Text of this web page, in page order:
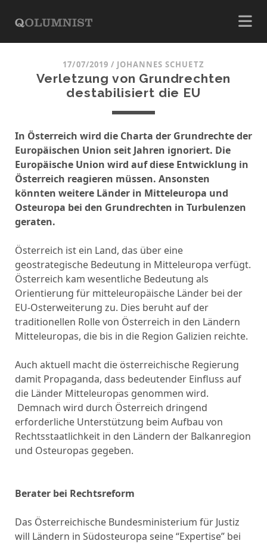
17/07/2019 / JOHANNES SCHUETZ
Verletzung von Grundrechten
destabilisiert die EU
In Österreich wird die Charta der Grundrechte der
Europäischen Union seit Jahren ignoriert. Die
Europäische Union wird auf diese Entwicklung in
Österreich reagieren müssen. Ansonsten
könnten weitere Länder in Mitteleuropa und
Osteuropa bei den Grundrechten in Turbulenzen
geraten.
Österreich ist ein Land, das über eine
geostrategische Bedeutung in Mitteleuropa verfügt.
Österreich kam wesentliche Bedeutung als
Orientierung für mitteleuropäische Länder bei der
EU-Osterweiterung zu. Dies beruht auf der
traditionellen Rolle von Österreich in den Ländern
Mitteleuropas, die bis in die Region Galizien reichte.
Auch aktuell macht die österreichische Regierung
damit Propaganda, dass bedeutender Einfluss auf
die Länder Mitteleuropas genommen wird.
Demnach wird durch Österreich dringend
erforderliche Unterstützung beim Aufbau von
Rechtsstaatlichkeit in den Ländern der Balkanregion
und Osteuropas gegeben.
Berater bei Rechtsreform
Das Österreichische Bundesministerium für Justiz
will Ländern in Südosteuropa seine “Expertise” bei